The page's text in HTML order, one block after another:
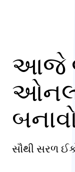
આજે
સૌથી સરળ